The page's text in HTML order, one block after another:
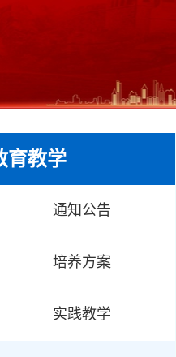
育教学
通知公告
培养方案
实践教学